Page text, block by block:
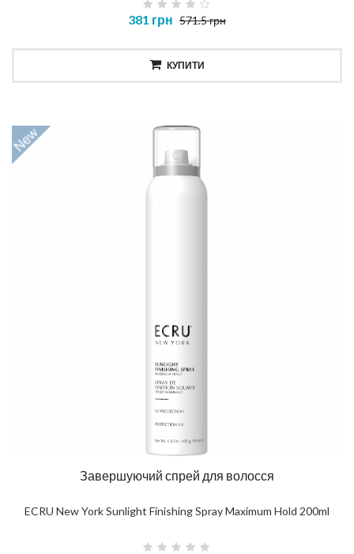
381 грн 571.5 грн
КУПИТИ
Завершуючий спрей для волосся
ECRU New York Sunlight Finishing Spray Maximum Hold 200ml